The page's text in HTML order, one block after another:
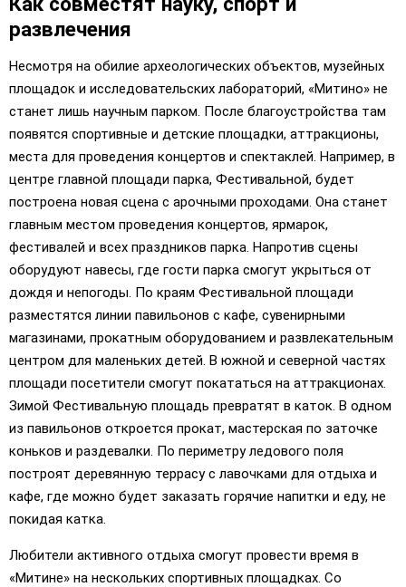
развлечения
Несмотря на обилие археологических объектов, музейных
площадок и исследовательских лабораторий, «Митино» не
станет лишь научным парком. После благоустройства там
появятся спортивные и детские площадки, аттракционы,
места для проведения концертов и спектаклей. Например, в
центре главной площади парка, Фестивальной, будет
построена новая сцена с арочными проходами. Она станет
главным местом проведения концертов, ярмарок,
фестивалей и всех праздников парка. Напротив сцены
оборудуют навесы, где гости парка смогут укрыться от
дождя и непогоды. По краям Фестивальной площади
разместятся линии павильонов с кафе, сувенирными
магазинами, прокатным оборудованием и развлекательным
центром для маленьких детей. В южной и северной частях
площади посетители смогут покататься на аттракционах.
Зимой Фестивальную площадь превратят в каток. В одном
из павильонов откроется прокат, мастерская по заточке
коньков и раздевалки. По периметру ледового поля
построят деревянную террасу с лавочками для отдыха и
кафе, где можно будет заказать горячие напитки и еду, не
покидая катка.
Любители активного отдыха смогут провести время в
«Митине» на нескольких спортивных площадках. Со